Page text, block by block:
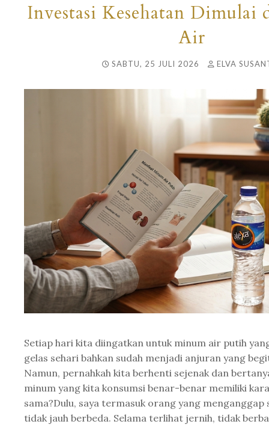
Investasi Kesehatan Dimulai
Air
SABTU, 25 JULI 2026 ELVA
Setiap hari kita diingatkan untuk minum air putih
gelas sehari bahkan sudah menjadi anjuran yang
Namun, pernahkah kita berhenti sejenak dan
minum yang kita konsumsi benar-benar memiliki
sama?Dulu, saya termasuk orang yang menganggap
tidak jauh berbeda. Selama terlihat jernih, tidak